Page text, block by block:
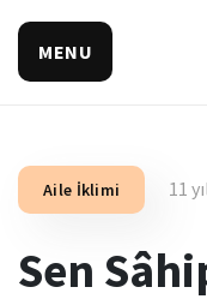
MENU
Aile İklimi 11
Sen